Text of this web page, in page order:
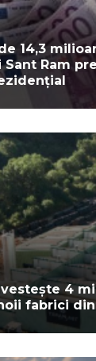
14,3
Sant Ram
4
fabrici din